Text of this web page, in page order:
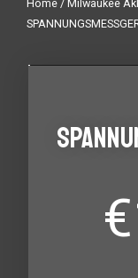
Home / Milwaukee
€